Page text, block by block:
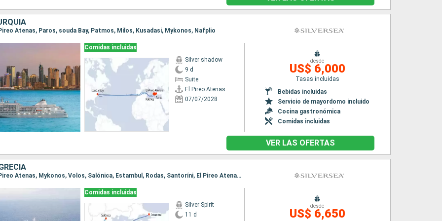
Atenas, Paros, souda Bay, Patmos, Milos, Kusadasi, Mykonos, Nafplio
Comidas incluidas
Silver shadow
9 d
Suite
El Pireo Atenas
07/07/2028
desde
US$ 6,000
Tasas incluidas
Bebidas incluidas
Servicio de mayordomo incluido
Cocina gastronómica
Comidas incluidas
VER LAS OFERTAS
Itinerario : El Pireo Atenas, Mykonos, Volos, Salónica, Estambul, Rodas, Santoríni, El Pireo Atenas, Mykonos, Volos, Salónica, Estambul, Rodas, Santoríni, El Pireo Atenas
Comidas incluidas
Silver Spirit
11 d
desde
US$ 6,650